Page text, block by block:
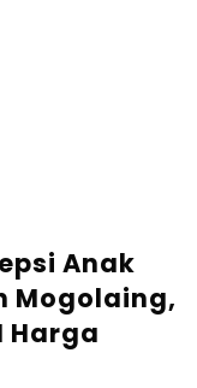
Anak
Mogolaing,
Harga